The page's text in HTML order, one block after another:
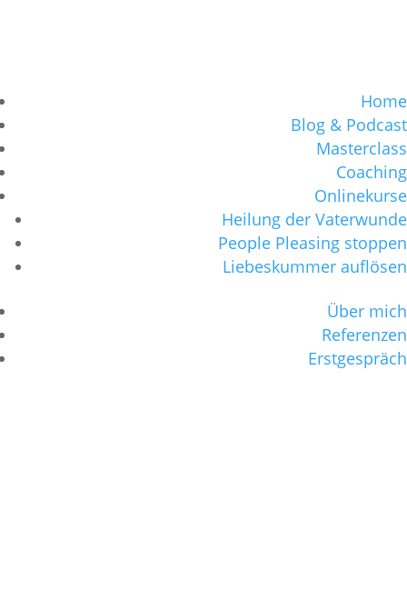
Home
Blog & Podcast
Masterclass
Coaching
Onlinekurse
Heilung der Vaterwunde
People Pleasing stoppen
Liebeskummer auflösen
Über mich
Referenzen
Erstgespräch